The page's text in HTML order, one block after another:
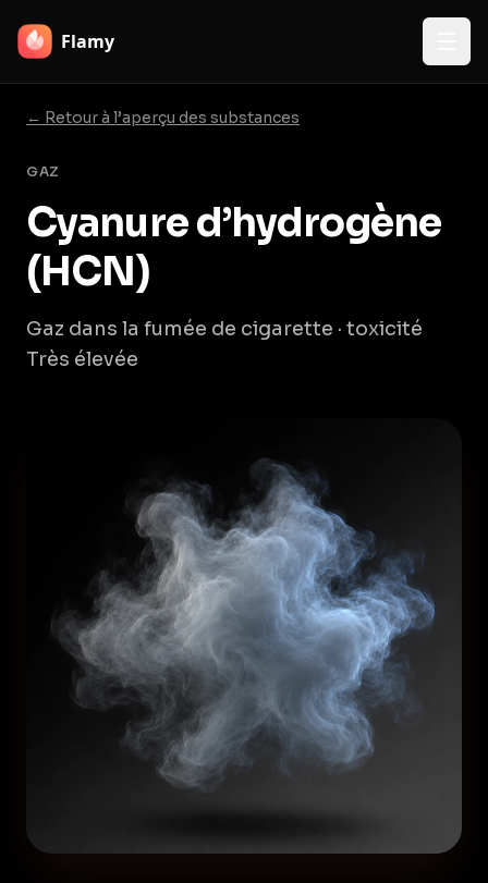
Flamy
← Retour à l’aperçu des substances
GAZ
Cyanure d’hydrogène
(HCN)
Gaz dans la fumée de cigarette · toxicité
Très élevée